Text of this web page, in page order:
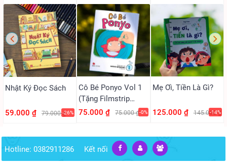
Nhật Ký Đọc Sách
59.000 ₫ 79.000 ₫-26%
Cô Bé Ponyo Vol 1
(Tặng Filmstrip
PVC)
75.000 ₫ 75.000 ₫-0%
Mẹ Ơi, Tiền Là Gì?
125.000 ₫ 145.000 ₫
-14%
Hotline: 0382911286 Kết nối